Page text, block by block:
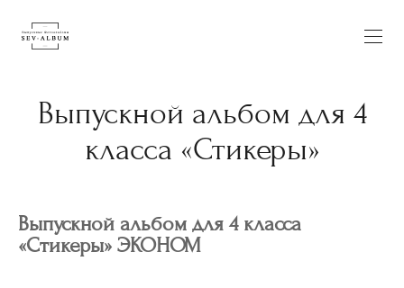
Выпускной альбом для 4
класса «Стикеры»
Выпускной альбом для 4 класса
«Стикеры» ЭКОНОМ